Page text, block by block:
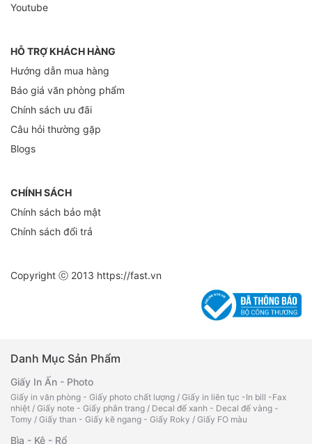
Youtube
HỖ TRỢ KHÁCH HÀNG
Hướng dẫn mua hàng
Báo giá văn phòng phẩm
Chính sách ưu đãi
Câu hỏi thường gặp
Blogs
CHÍNH SÁCH
Chính sách bảo mật
Chính sách đổi trả
Copyright ⓒ 2013 https://fast.vn
Danh Mục Sản Phẩm
Giấy In Ấn - Photo
Giấy in văn phòng - Giấy photo chất lượng / Giấy in liên tục -In bill -Fax
nhiệt / Giấy note - Giấy phân trang / Decal đế xanh - Decal đế vàng -
Tomy / Giấy than - Giấy kẽ ngang - Giấy Roky / Giấy FO màu
Bìa - Kệ - Rổ